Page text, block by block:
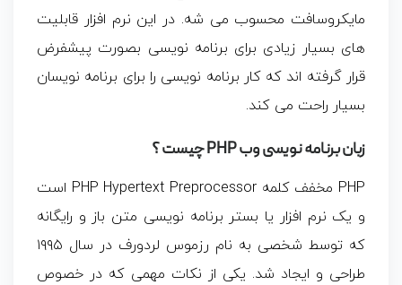
مایکروسافت محسوب می شه. در این نرم افزار قابلیت
های بسیار زیادی برای برنامه نویسی بصورت پیشفرض
قرار گرفته اند که کار برنامه نویسی را برای برنامه نویسان
بسیار راحت می کند.
زبان برنامه نویسی وب PHP چیست ؟
PHP مخفف کلمه PHP Hypertext Preprocessor است
و یک نرم افزار یا بستر برنامه نویسی متن باز و رایگانه
که توسط شخصی به نام رزموس لردورف در سال ۱۹۹۵
طراحی و ایجاد شد. یکی از نکات مهمی که در خصوص